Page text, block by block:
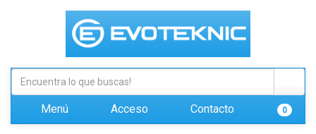
Menú Acceso Contacto 0